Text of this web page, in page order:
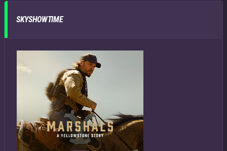
SKYSHOWTIME